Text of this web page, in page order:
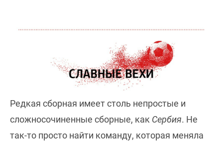
Редкая сборная имеет столь непростые и
сложносочиненные сборные, как Сербия. Не
так-то просто найти команду, которая меняла